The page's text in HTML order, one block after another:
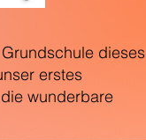
dieses
erstes
wunderbare